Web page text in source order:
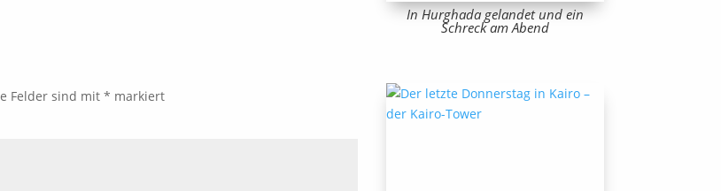
Felder sind mit * markiert
In Hurghada gelandet und ein
Schreck am Abend